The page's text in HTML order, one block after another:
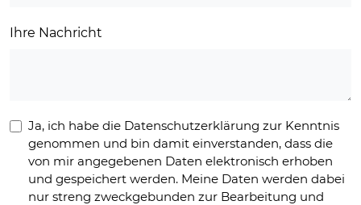
Ihre Nachricht
Ja, ich habe die Datenschutzerklärung zur Kenntnis
genommen und bin damit einverstanden, dass die
von mir angegebenen Daten elektronisch erhoben
und gespeichert werden. Meine Daten werden dabei
nur streng zweckgebunden zur Bearbeitung und